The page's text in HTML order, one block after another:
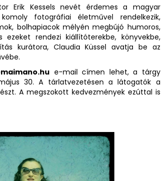
Erik Kessels nevét érdemes a magyar
fotográfiai életművel rendelkezik,
bolhapiacok mélyén megbújó humoros,
rendezi kiállítóterekbe, könyvekbe,
kurátora, Claudia Küssel avatja be az
e-mail címen lehet, a tárgy
30. A tárlatvezetésen a látogatók a
A megszokott kedvezmények ezúttal is